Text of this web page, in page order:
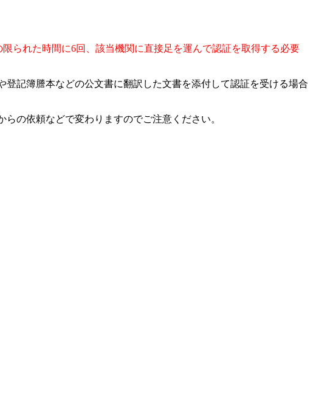
られた時間に6回、該当機関に直接足を運んで認証を取得する必要
記簿謄本などの公文書に翻訳した文書を添付して認証を受ける場合
の依頼などで変わりますのでご注意ください。